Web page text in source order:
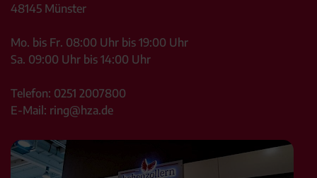
48145 Münster
Mo. bis Fr. 08:00 Uhr bis 19:00 Uhr
Sa. 09:00 Uhr bis 14:00 Uhr
Telefon: 0251 2007800
E-Mail: ring@hza.de